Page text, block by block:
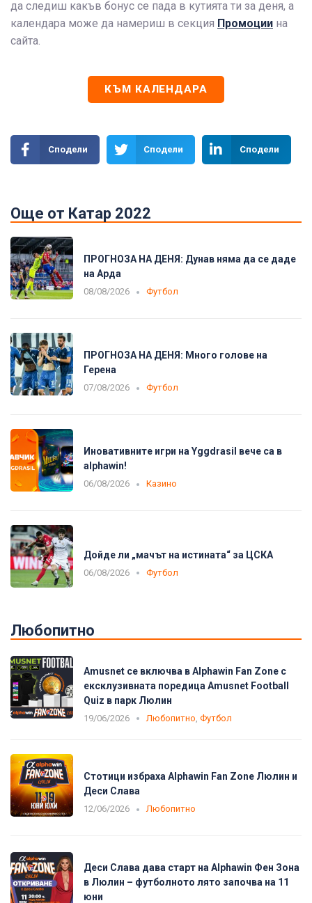
да следиш какъв бонус се пада в кутията ти за деня, а
календара може да намериш в секция Промоции на
сайта.
КЪМ КАЛЕНДАРА
Сподели Сподели Сподели
Още от Катар 2022
ПРОГНОЗА НА ДЕНЯ: Дунав няма да се даде
на Арда
08/08/2026 Футбол
ПРОГНОЗА НА ДЕНЯ: Много голове на
Герена
07/08/2026 Футбол
Иновативните игри на Yggdrasil вече са в
alphawin!
06/08/2026 Казино
Дойде ли „мачът на истината“ за ЦСКА
06/08/2026 Футбол
Любопитно
Amusnet се включва в Alphawin Fan Zone с
ексклузивната поредица Amusnet Football
Quiz в парк Люлин
19/06/2026 Любопитно Футбол
Стотици избраха Alphawin Fan Zone Люлин и
Деси Слава
12/06/2026 Любопитно
Деси Слава дава старт на Alphawin Фен Зона
в Люлин – футболното лято започва на 11
юни